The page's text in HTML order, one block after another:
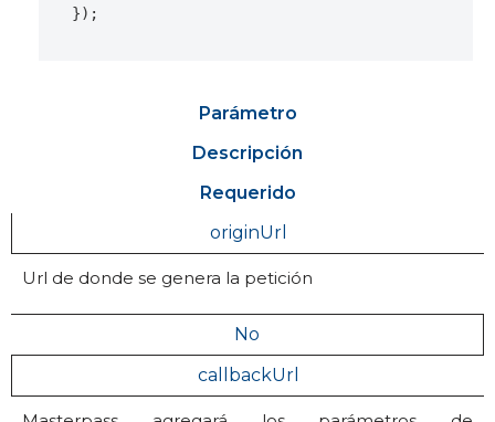
});
Parámetro
Descripción
Requerido
originUrl
Url de donde se genera la petición
No
callbackUrl